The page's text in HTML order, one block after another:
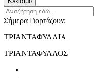
Σήμερα Γιορτάζουν:
ΤΡΙΑΝΤΑΦΥΛΛΙΑ
ΤΡΙΑΝΤΑΦΥΛΛΟΣ